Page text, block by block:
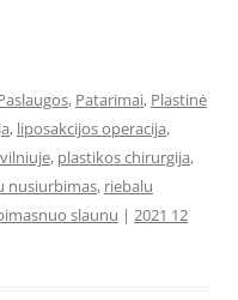
, Patarimai, Plastinė
, liposakcijos operacija,
, plastikos chirurgija,
nusiurbimas, riebalu
slaunu | 2021 12